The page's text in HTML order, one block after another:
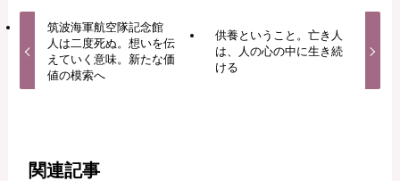
筑波海軍航空隊記念館
人は二度死ぬ。想いを伝
えていく意味。新たな価
値の模索へ
供養ということ。亡き人
は、人の心の中に生き続
ける
関連記事